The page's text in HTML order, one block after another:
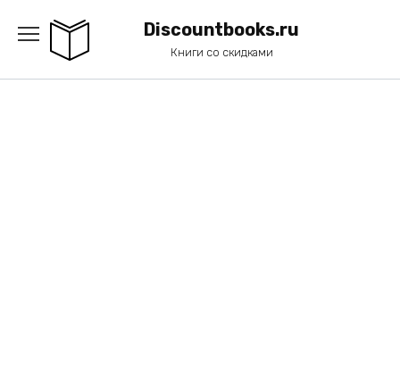
содержанию
Discountbooks.ru
Книги со скидками